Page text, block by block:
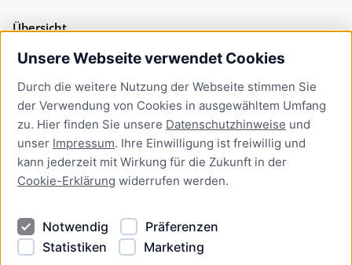
Unsere Webseite verwendet Cookies
Durch die weitere Nutzung der Webseite stimmen Sie
der Verwendung von Cookies in ausgewähltem Umfang
zu. Hier finden Sie unsere Datenschutzhinweise und
unser Impressum. Ihre Einwilligung ist freiwillig und
kann jederzeit mit Wirkung für die Zukunft in der
Cookie-Erklärung widerrufen werden.
Notwendig
Präferenzen
Statistiken
Marketing
Übersicht
Bürgerservice
Presse
Newsletter Lübeck:kompakt
Kontakt
Kontakt
Datenschutzhinweise
Barrierefreiheit